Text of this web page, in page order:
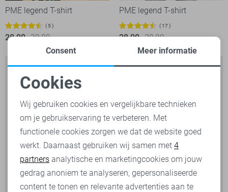
PME legend T-shirt
5
28,00 39,99
PME legend T-shirt
17
28,00 39,99
Noodzakelijke cookies
Personalisatie cookies
Analytische cookies
Marketing cookies
Consent Meer informatie
Cookies
Wij gebruiken cookies en vergelijkbare technieken
om je gebruikservaring te verbeteren. Met
functionele cookies zorgen we dat de website goed
werkt. Daarnaast gebruiken wij samen met 4
partners analytische en marketingcookies om jouw
gedrag anoniem te analyseren, gepersonaliseerde
content te tonen en relevante advertenties aan te